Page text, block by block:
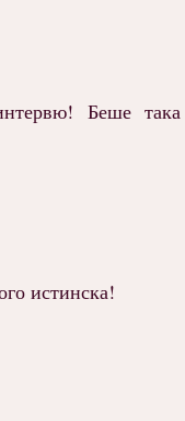
Беше така
истинска!